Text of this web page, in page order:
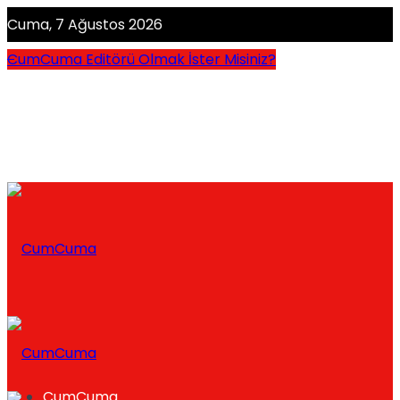
Cuma, 7 Ağustos 2026
CumCuma Editörü Olmak İster Misiniz?